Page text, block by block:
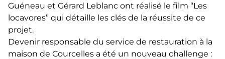
Guéneau et Gérard Leblanc ont réalisé le film “Les
locavores” qui détaille les clés de la réussite de ce
projet.
Devenir responsable du service de restauration à la
maison de Courcelles a été un nouveau challenge :